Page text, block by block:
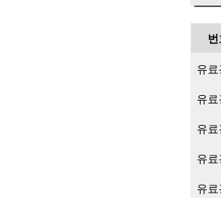
유
유
유
유
유